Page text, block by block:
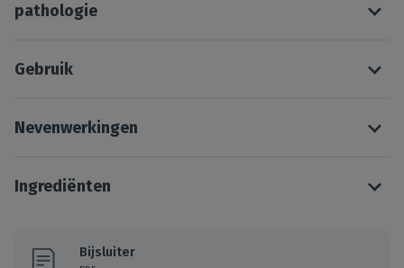
pathologie
Gebruik
Nevenwerkingen
Ingrediënten
Bijsluiter